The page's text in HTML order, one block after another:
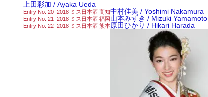
上田彩加 / Ayaka Ueda
Entry No. 20 2018 ミス日本酒 高知中村佳美 / Yoshimi Nakamura
Entry No. 21 2018 ミス日本酒 福岡山本みずき / Mizuki Yamamoto
Entry No. 22 2018 ミス日本酒 熊本原田ひかり / Hikari Harada